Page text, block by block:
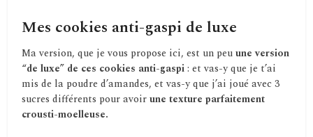
Mes cookies anti-gaspi de luxe
Ma version, que je vous propose ici, est un peuune version
“de luxe” de ces cookies anti-gaspi: et vas-y que je t’ai
mis de la poudre d’amandes, et vas-y que j’ai joué avec 3
sucres différents pour avoirune texture parfaitement
crousti-moelleuse.